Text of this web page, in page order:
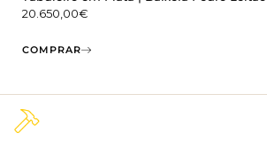
20.650,00€
COMPRAR